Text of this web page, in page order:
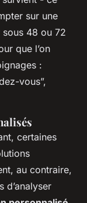
sur une
sous 48 ou 72
que l’on
:
vous”,
certaines
au contraire,
d’analyser